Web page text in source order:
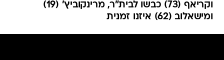
וקריאף (73) כבשו לבית"ר, מרינקוביץ' (19)
ומישאלוב (62) איזנו זמנית